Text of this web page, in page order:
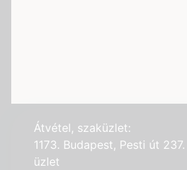
Átvétel, szaküzlet:
1173. Budapest, Pesti út
üzlet